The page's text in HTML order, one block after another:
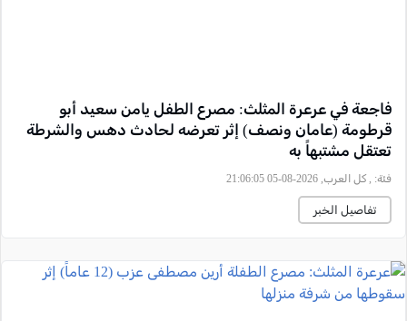
فاجعة في عرعرة المثلث: مصرع الطفل يامن سعيد أبو
قرطومة (عامان ونصف) إثر تعرضه لحادث دهس والشرطة
تعتقل مشتبهاً به
فئة: , كل العرب, 2026-08-05 21:06:05
تفاصيل الخبر